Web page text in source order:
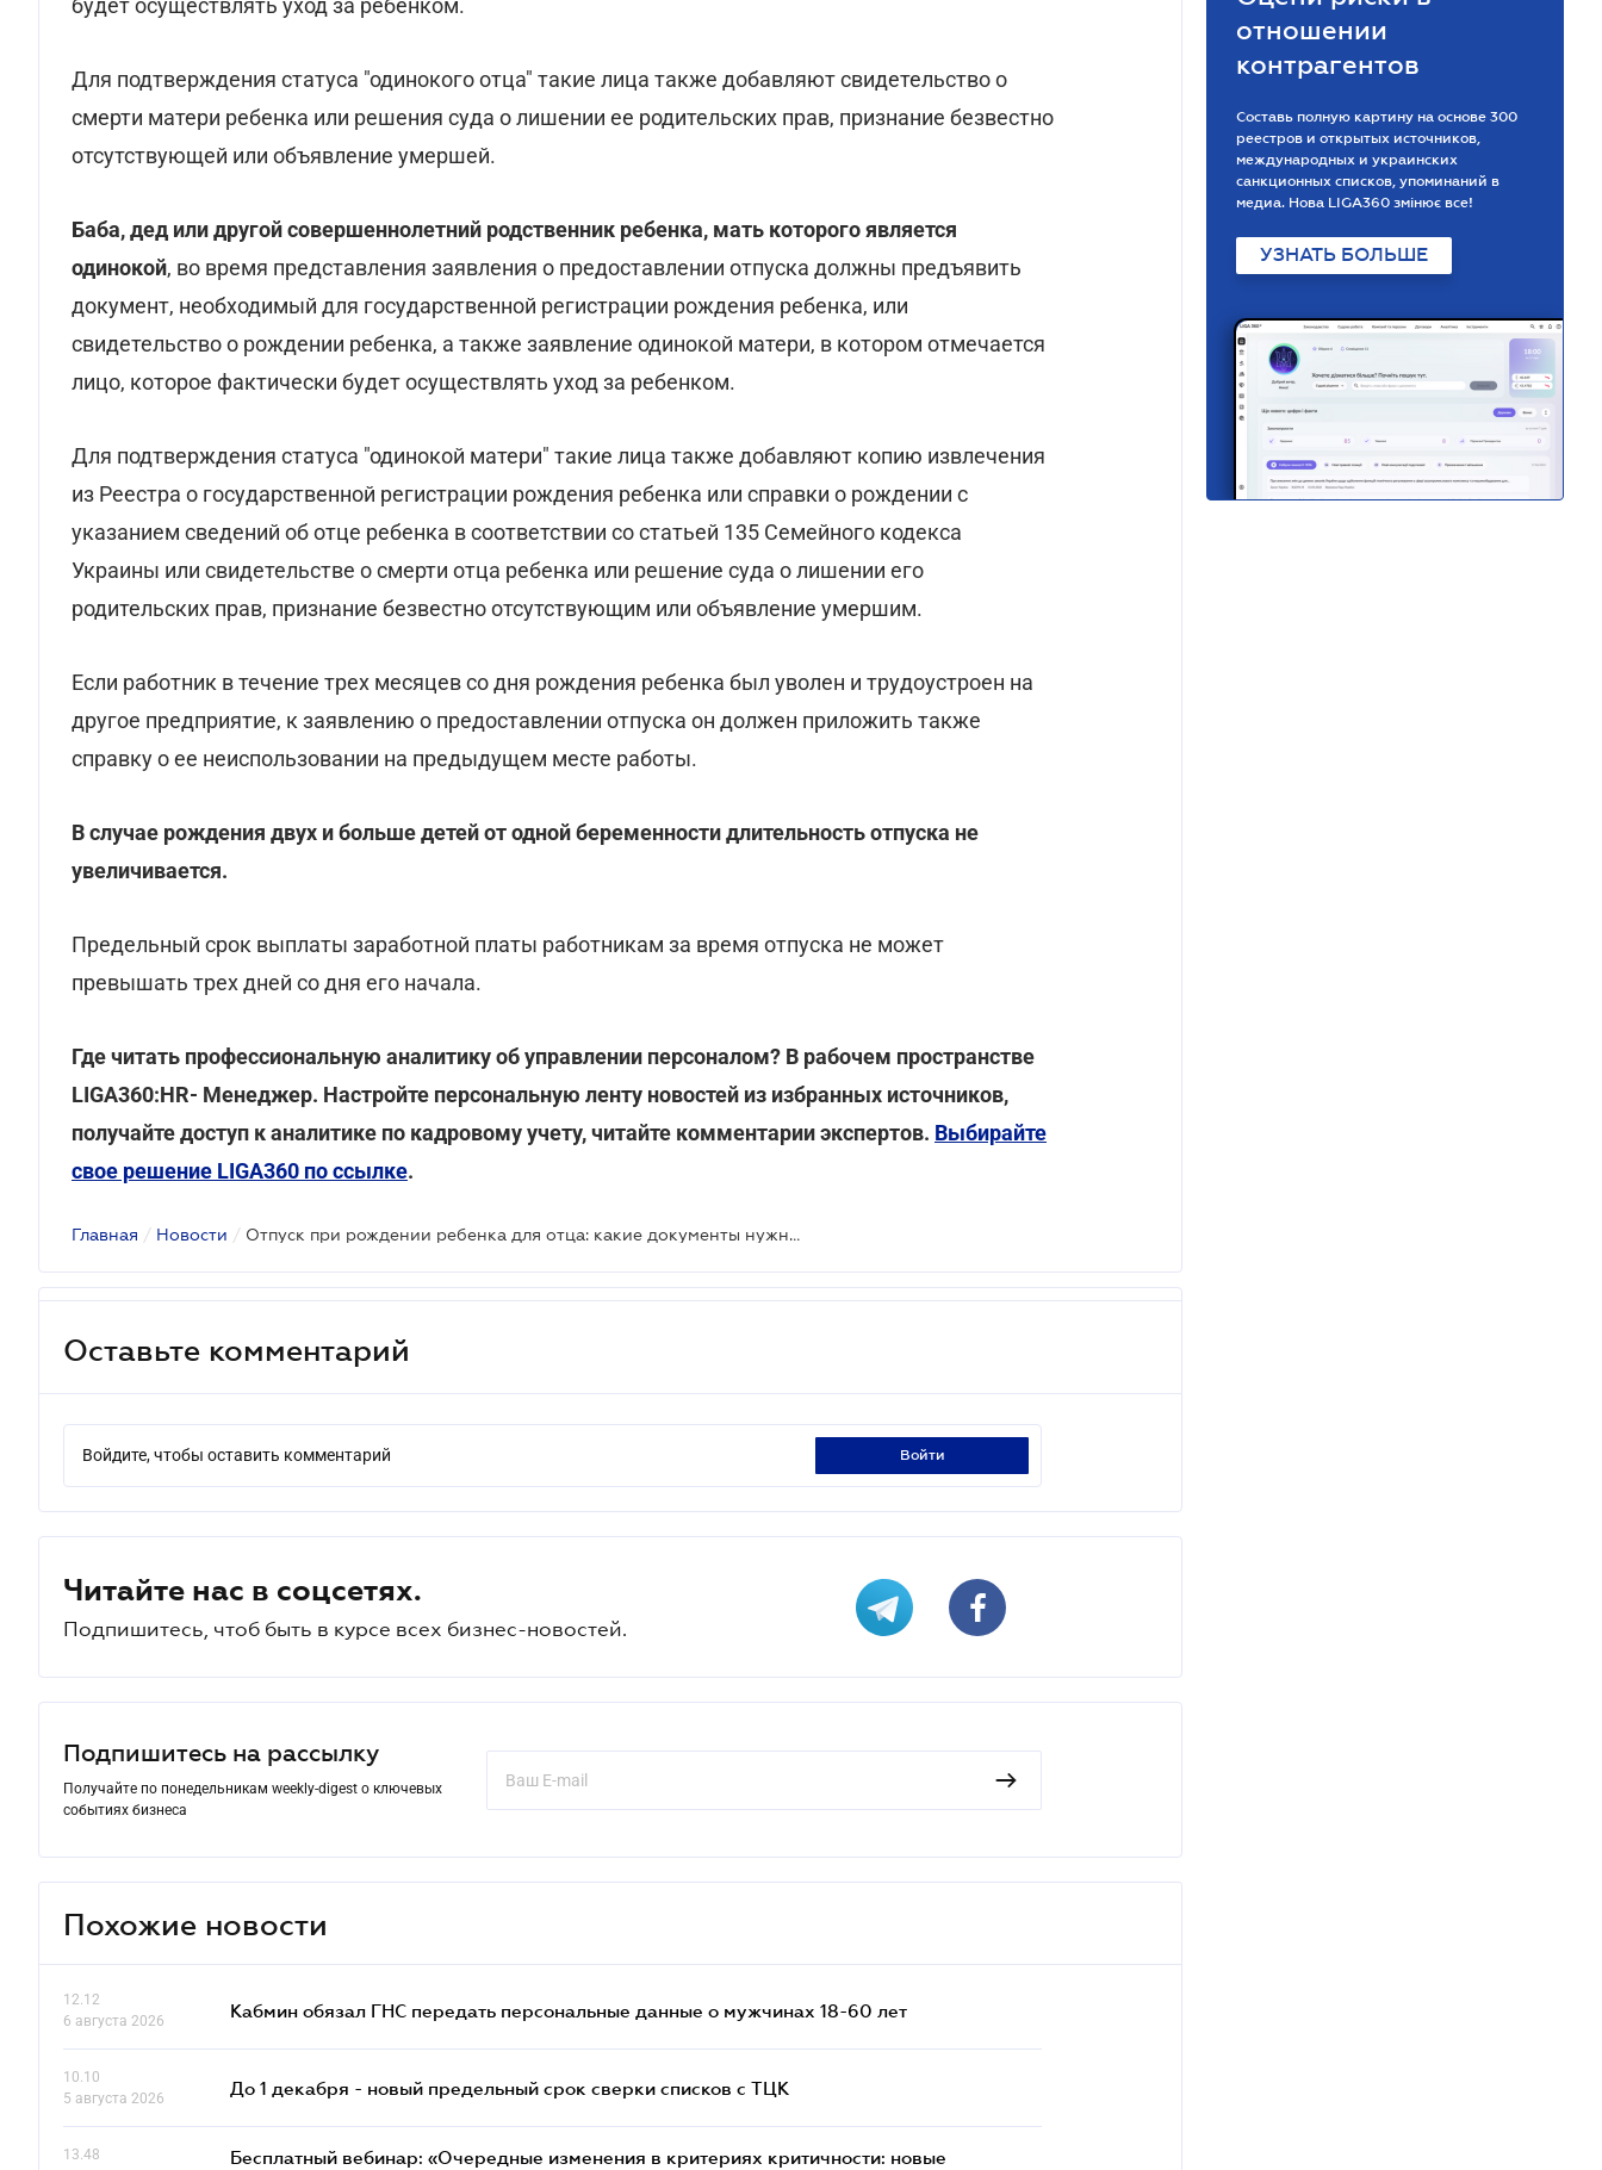
будет осуществлять уход за ребенком.
Для подтверждения статуса "одинокого отца" такие лица также добавляют свидетельство о
смерти матери ребенка или решения суда о лишении ее родительских прав, признание безвестно
отсутствующей или объявление умершей.
Баба, дед или другой совершеннолетний родственник ребенка, мать которого является
одинокой, во время представления заявления о предоставлении отпуска должны предъявить
документ, необходимый для государственной регистрации рождения ребенка, или
свидетельство о рождении ребенка, а также заявление одинокой матери, в котором отмечается
лицо, которое фактически будет осуществлять уход за ребенком.
Для подтверждения статуса "одинокой матери" такие лица также добавляют копию извлечения
из Реестра о государственной регистрации рождения ребенка или справки о рождении с
указанием сведений об отце ребенка в соответствии со статьей 135 Семейного кодекса
Украины или свидетельстве о смерти отца ребенка или решение суда о лишении его
родительских прав, признание безвестно отсутствующим или объявление умершим.
Если работник в течение трех месяцев со дня рождения ребенка был уволен и трудоустроен на
другое предприятие, к заявлению о предоставлении отпуска он должен приложить также
справку о ее неиспользовании на предыдущем месте работы.
В случае рождения двух и больше детей от одной беременности длительность отпуска не
увеличивается.
Предельный срок выплаты заработной платы работникам за время отпуска не может
превышать трех дней со дня его начала.
Где читать профессиональную аналитику об управлении персоналом? В рабочем пространстве
LIGA360:HR- Менеджер. Настройте персональную ленту новостей из избранных источников,
получайте доступ к аналитике по кадровому учету, читайте комментарии экспертов. Выбирайте
свое решение LIGA360 по ссылке.
Главная / Новости / Отпуск при рождении ребенка для отца: какие документы нужно подать
Оставьте комментарий
Войдите, чтобы оставить комментарий войти
Читайте нас в соцсетях.
Подпишитесь, чтоб быть в курсе всех бизнес-новостей.
Подпишитесь на рассылку
Получайте по понедельникам weekly-digest о ключевых
событиях бизнеса
Похожие новости
12.12
6 августа 2026
Кабмин обязал ГНС передать персональные данные о мужчинах 18-60 лет
10.10
5 августа 2026
До 1 декабря - новый предельный срок сверки списков c ТЦК
13.48
Бесплатный вебинар: «Очередные изменения в критериях критичности: новые
отношении
контрагентов
Составь полную картину на основе 300
реестров и открытых источников,
международных и украинских
санкционных списков, упоминаний в
медиа. Нова LIGA360 змінює все!
УЗНАТЬ БОЛЬШЕ